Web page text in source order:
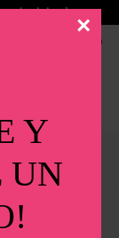
islas)
> Packs
×
Y
UN